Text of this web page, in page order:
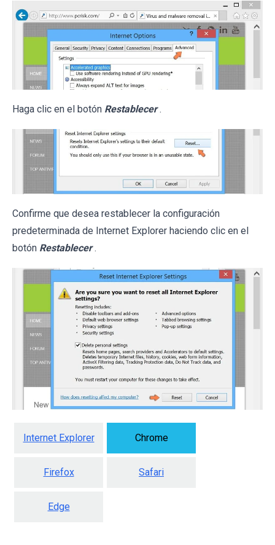
Haga clic en el botón Restablecer .
Confirme que desea restablecer la configuración
predeterminada de Internet Explorer haciendo clic en el
botón Restablecer .
Internet Explorer Chrome
Firefox Safari
Edge